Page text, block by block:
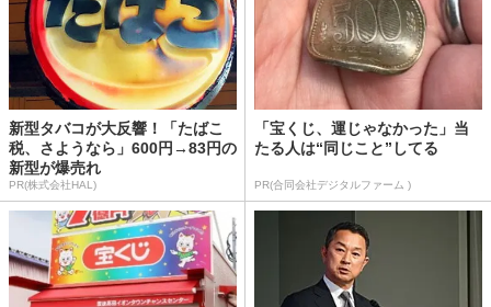
新型タバコが大反響！「たばこ
税、さようなら」600円→83円の
新型が爆売れ
PR(株式会社HAL)
「宝くじ、運じゃなかった」当
たる人は“同じこと”してる
PR(合同会社デジタルファーム )